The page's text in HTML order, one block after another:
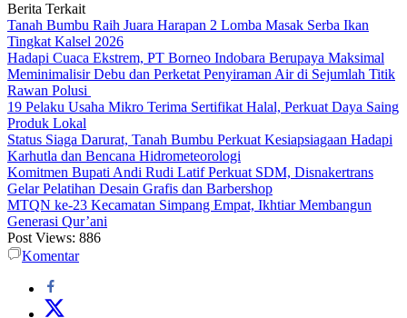
Berita Terkait
Tanah Bumbu Raih Juara Harapan 2 Lomba Masak Serba Ikan
Tingkat Kalsel 2026
Hadapi Cuaca Ekstrem, PT Borneo Indobara Berupaya Maksimal
Meminimalisir Debu dan Perketat Penyiraman Air di Sejumlah Titik
Rawan Polusi
19 Pelaku Usaha Mikro Terima Sertifikat Halal, Perkuat Daya Saing
Produk Lokal
Status Siaga Darurat, Tanah Bumbu Perkuat Kesiapsiagaan Hadapi
Karhutla dan Bencana Hidrometeorologi
Komitmen Bupati Andi Rudi Latif Perkuat SDM, Disnakertrans
Gelar Pelatihan Desain Grafis dan Barbershop
MTQN ke-23 Kecamatan Simpang Empat, Ikhtiar Membangun
Generasi Qur’ani
Post Views: 886
Komentar